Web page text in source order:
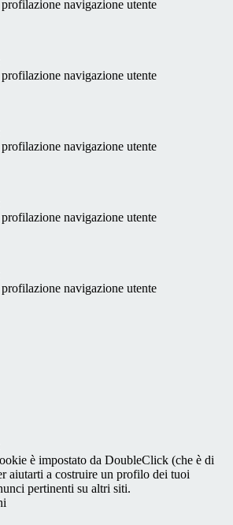
navigazione utente
navigazione utente
navigazione utente
navigazione utente
navigazione utente
è impostato da DoubleClick (che è di
aiutarti a costruire un profilo dei tuoi
pertinenti su altri siti.